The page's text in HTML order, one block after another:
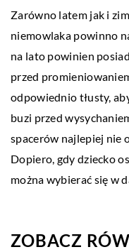
Zarówno latem jak i
niemowlaka powinno
na lato powinien
przed
odpowiednio tłusty,
buzi przed
spacerów najlepiej nie
Dopiero, gdy dziecko
można wybierać się w
ZOBACZ